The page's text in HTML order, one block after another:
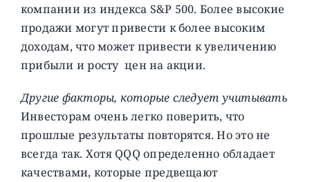
компании из индекса S&P 500. Более высокие
продажи могут привести к более высоким
доходам, что может привести к увеличению
прибыли и росту цен на акции.
Другие факторы, которые следует учитывать
Инвесторам очень легко поверить, что
прошлые результаты повторятся. Но это не
всегда так. Хотя QQQ определенно обладает
качествами, которые предвещают